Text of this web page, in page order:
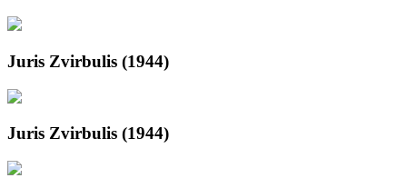
Juris Zvirbulis (1944)
Juris Zvirbulis (1944)